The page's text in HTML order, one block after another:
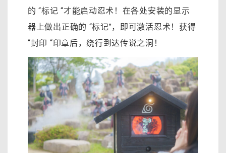
的 “标记 “才能启动忍术！在各处安装的显示
器上做出正确的 “标记”，即可激活忍术！获得
“封印 “印章后，绕行到达传说之洞！